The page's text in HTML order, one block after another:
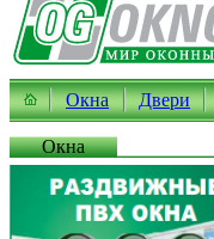
Окна Двери
Окна